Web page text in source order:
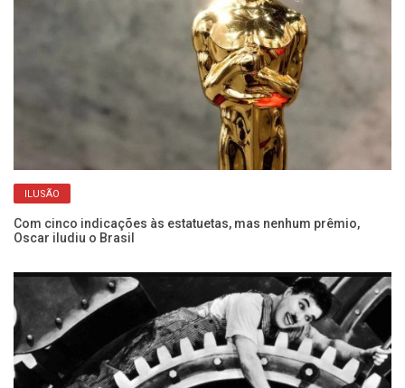
ILUSÃO
Com cinco indicações às estatuetas, mas nenhum prêmio,
Oscar iludiu o Brasil